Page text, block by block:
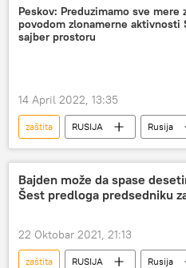
Vojska i naoružanje
Peskov: Preduzimamo sve mere
povodom zlonamerne aktivnosti
sajber prostoru
14 April 2022, 13:35
zaštita RUSIJA
Rusija
Dmitrij Peskov
sajber-
Bajden može da spase
Šest predloga predsedniku
22 Oktobar 2021, 21:13
zaštita RUSIJA Rusija